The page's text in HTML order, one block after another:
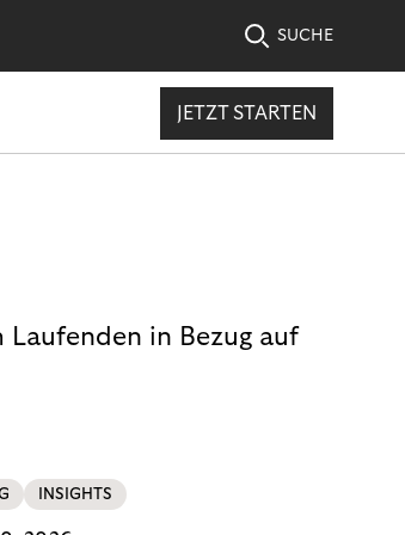
SUCHE
JETZT STARTEN
Laufenden in Bezug auf
INSIGHTS